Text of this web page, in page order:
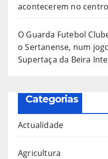
acontecerem no
O Guarda Futebol
o Sertanense, num
Supertaça da Beira
Categorias
Actualidade
Agricultura